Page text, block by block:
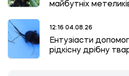
майбутніх
12:16 04.08.26
Ентузіасти
рідкісну дрібну